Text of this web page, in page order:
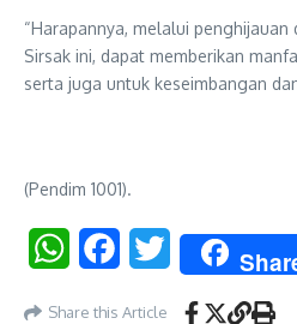
“Harapannya, melalui
Sirsak ini, dapat memberikan
serta juga untuk keseimbangan
(Pendim 1001).
WhatsAppFacebookTwitter
Share this Article